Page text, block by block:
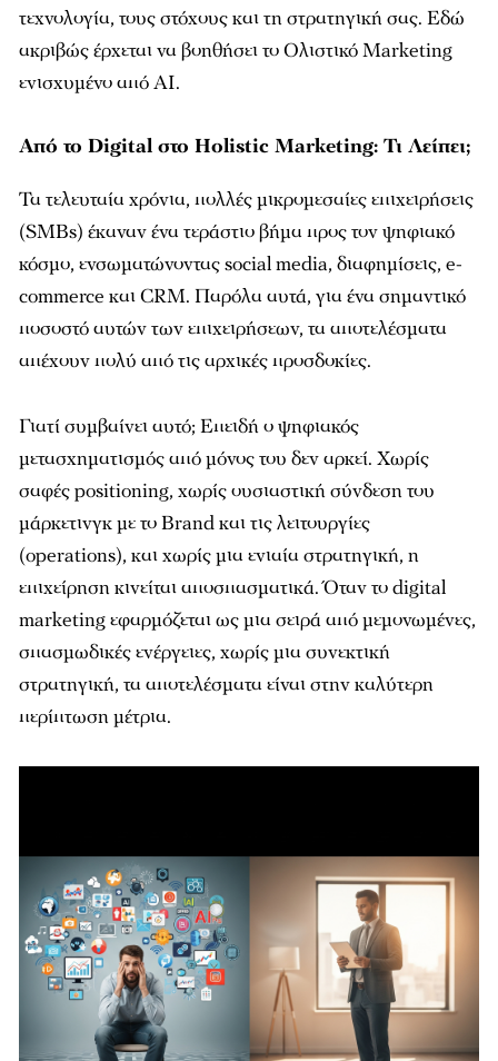
τεχνολογία, τους στόχους και τη στρατηγική σας. Εδώ
ακριβώς έρχεται να βοηθήσει το Ολιστικό Marketing
ενισχυμένο από AI.
Από το Digital στο Holistic Marketing: Τι Λείπει;
Τα τελευταία χρόνια, πολλές μικρομεσαίες επιχειρήσεις
(SMBs) έκαναν ένα τεράστιο βήμα προς τον ψηφιακό
κόσμο, ενσωματώνοντας social media, διαφημίσεις, e-
commerce και CRM. Παρόλα αυτά, για ένα σημαντικό
ποσοστό αυτών των επιχειρήσεων, τα αποτελέσματα
απέχουν πολύ από τις αρχικές προσδοκίες.
Γιατί συμβαίνει αυτό; Επειδή ο ψηφιακός
μετασχηματισμός από μόνος του δεν αρκεί. Χωρίς
σαφές positioning, χωρίς ουσιαστική σύνδεση του
μάρκετινγκ με το Brand και τις λειτουργίες
(operations), και χωρίς μια ενιαία στρατηγική, η
επιχείρηση κινείται αποσπασματικά. Όταν το digital
marketing εφαρμόζεται ως μια σειρά από μεμονωμένες,
σπασμωδικές ενέργειες, χωρίς μια συνεκτική
στρατηγική, τα αποτελέσματα είναι στην καλύτερη
περίπτωση μέτρια.